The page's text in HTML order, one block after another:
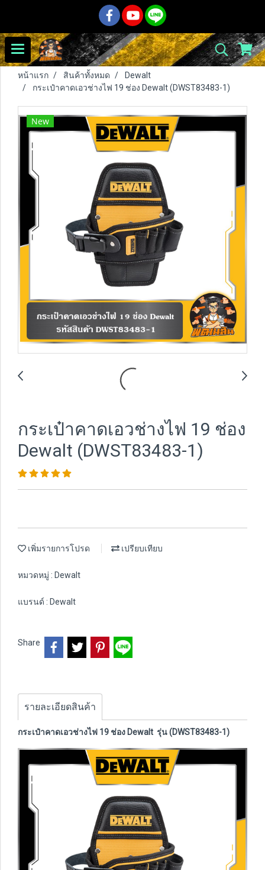
หน้าแรก สินค้าทั้งหมด
Dewalt
กระเป๋าคาดเอวช่างไฟ 19 ช่อง Dewalt (DWST83483-1)
New
กระเป๋าคาดเอวช่างไฟ 19 ช่อง
Dewalt (DWST83483-1)
เพิ่มรายการโปรด เปรียบเทียบ
หมวดหมู่ : Dewalt
แบรนด์ : Dewalt
Share
รายละเอียดสินค้า
กระเป๋าคาดเอวช่างไฟ 19 ช่อง Dewalt รุ่น (DWST83483-1)